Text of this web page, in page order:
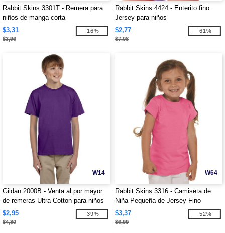
Rabbit Skins 3301T - Remera para
niños de manga corta
$3,31
$3,96
-16%
Rabbit Skins 4424 - Enterito fino
Jersey para niños
$2,77
$7,08
-61%
W14
Gildan 2000B - Venta al por mayor
de remeras Ultra Cotton para niños
$2,95
$4,80
-39%
W64
Rabbit Skins 3316 - Camiseta de
Niña Pequeña de Jersey Fino
$3,37
$6,99
-52%